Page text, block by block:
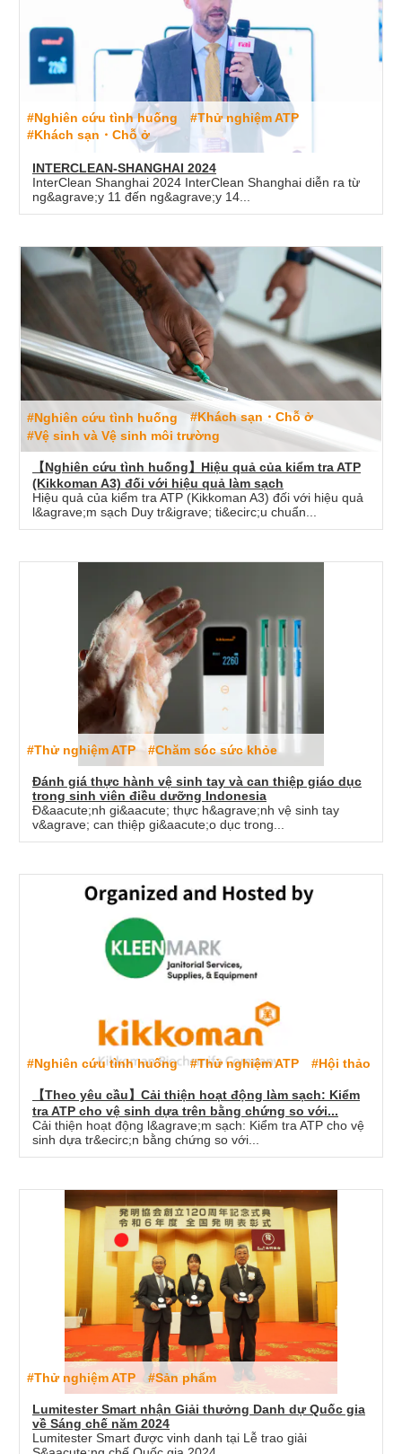
INTERCLEAN-SHANGHAI 2024
InterClean Shanghai 2024 InterClean Shanghai diễn ra từ
ng&agrave;y 11 đến ng&agrave;y 14...
#Nghiên cứu tình huống
#Thử nghiệm ATP
#Khách sạn・Chỗ ở
【Nghiên cứu tình huống】Hiệu quả của kiểm tra ATP
(Kikkoman A3) đối với hiệu quả làm sạch
Hiệu quả của kiểm tra ATP (Kikkoman A3) đối với hiệu quả
l&agrave;m sạch Duy tr&igrave; ti&ecirc;u chuẩn...
#Nghiên cứu tình huống
#Khách sạn・Chỗ ở
#Vệ sinh và Vệ sinh môi trường
Đánh giá thực hành vệ sinh tay và can thiệp giáo dục
trong sinh viên điều dưỡng Indonesia
Đ&aacute;nh gi&aacute; thực h&agrave;nh vệ sinh tay
v&agrave; can thiệp gi&aacute;o dục trong...
#Thử nghiệm ATP #Chăm sóc sức khỏe
【Theo yêu cầu】Cải thiện hoạt động làm sạch: Kiểm
tra ATP cho vệ sinh dựa trên bằng chứng so với...
Cải thiện hoạt động l&agrave;m sạch: Kiểm tra ATP cho vệ
sinh dựa tr&ecirc;n bằng chứng so với...
#Nghiên cứu tình huống #Thử nghiệm ATP #Hội thảo
Lumitester Smart nhận Giải thưởng Danh dự Quốc gia
về Sáng chế năm 2024
Lumitester Smart được vinh danh tại Lễ trao giải
#Thử nghiệm ATP #Sản phẩm